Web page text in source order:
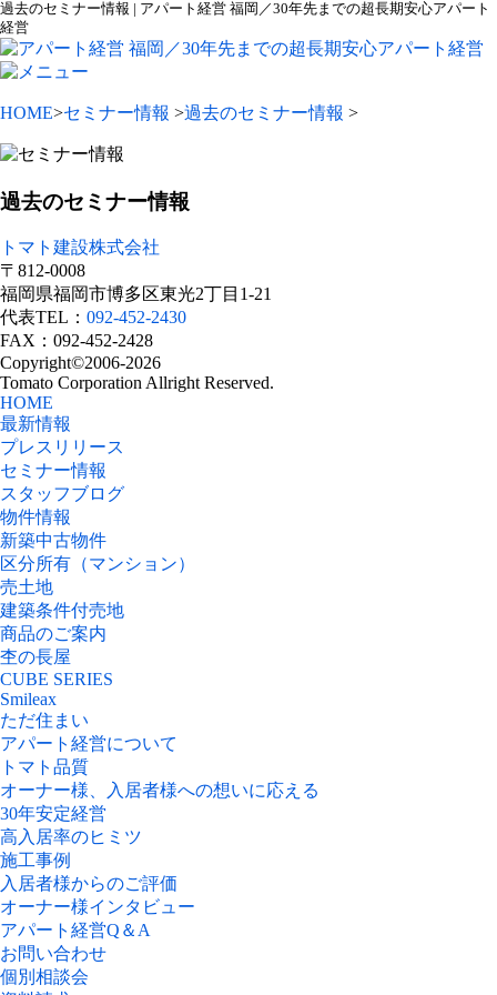
過去のセミナー情報 | アパート経営 福岡／30年先までの超長期安心アパート
経営
HOME>セミナー情報 >過去のセミナー情報 >
過去のセミナー情報
トマト建設株式会社
〒812-0008
福岡県福岡市博多区東光2丁目1-21
代表TEL： 092-452-2430
FAX：092-452-2428
Copyright©2006-2026
Tomato Corporation Allright Reserved.
HOME
最新情報
プレスリリース
セミナー情報
スタッフブログ
物件情報
新築中古物件
区分所有（マンション）
売土地
建築条件付売地
商品のご案内
杢の長屋
CUBE SERIES
Smileax
ただ住まい
アパート経営について
トマト品質
オーナー様、入居者様への想いに応える
30年安定経営
高入居率のヒミツ
施工事例
入居者様からのご評価
オーナー様インタビュー
アパート経営Q＆A
お問い合わせ
個別相談会